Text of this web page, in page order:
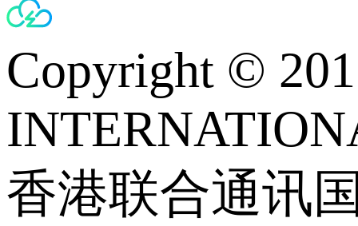
Copyright ©
香港联合通讯